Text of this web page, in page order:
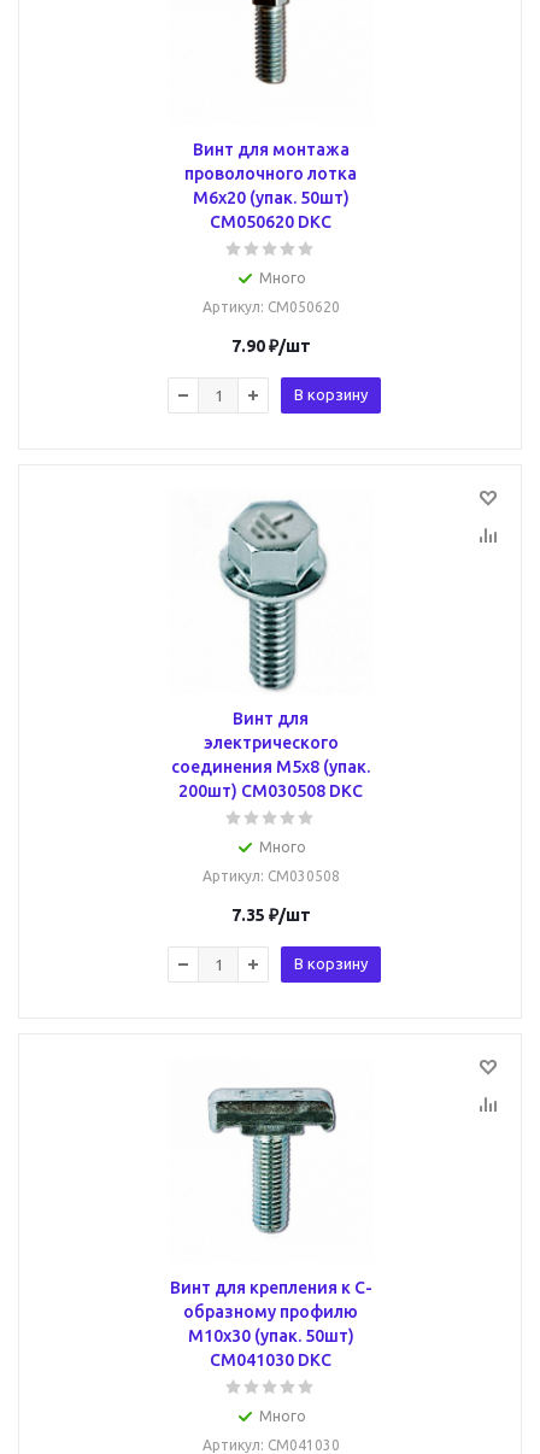
Винт для монтажа
проволочного лотка
М6х20 (упак. 50шт)
CM050620 DKC
Много
Артикул: CM050620
7.90₽/шт
В корзину
Винт для
электрического
соединения М5х8 (упак.
200шт) CM030508 DKC
Много
Артикул: CM030508
7.35 ₽/шт
В корзину
Винт для крепления к С-
образному профилю
М10х30 (упак. 50шт)
CM041030 DKC
Много
Артикул: CM041030